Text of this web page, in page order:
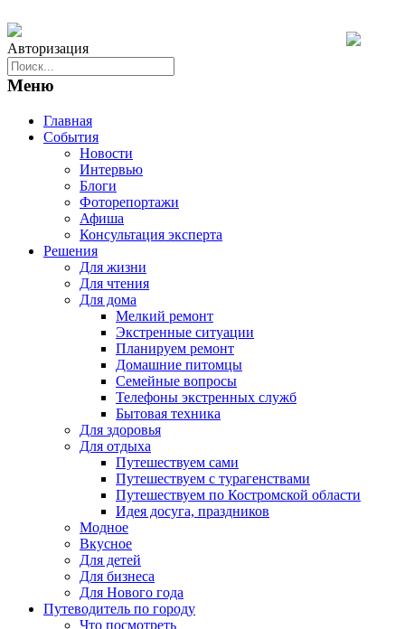
Авторизация
Меню
Главная
События
Новости
Интервью
Блоги
Фоторепортажи
Афиша
Консультация эксперта
Решения
Для жизни
Для чтения
Для дома
Мелкий ремонт
Экстренные ситуации
Планируем ремонт
Домашние питомцы
Семейные вопросы
Телефоны экстренных служб
Бытовая техника
Для здоровья
Для отдыха
Путешествуем сами
Путешествуем с турагенствами
Путешествуем по Костромской области
Идея досуга, праздников
Модное
Вкусное
Для детей
Для бизнеса
Для Нового года
Путеводитель по городу
Что посмотреть